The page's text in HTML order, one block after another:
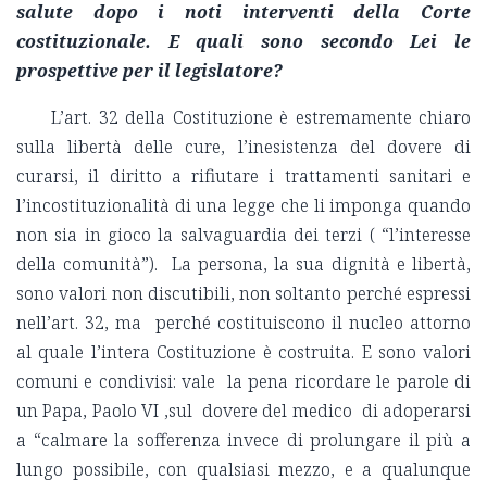
salute dopo i noti interventi della Corte
costituzionale. E quali sono secondo Lei le
prospettive per il legislatore?
L’art. 32 della Costituzione è estremamente chiaro
sulla libertà delle cure, l’inesistenza del dovere di
curarsi, il diritto a rifiutare i trattamenti sanitari e
l’incostituzionalità di una legge che li imponga quando
non sia in gioco la salvaguardia dei terzi ( “l’interesse
della comunità”). La persona, la sua dignità e libertà,
sono valori non discutibili, non soltanto perché espressi
nell’art. 32, ma perché costituiscono il nucleo attorno
al quale l’intera Costituzione è costruita. E sono valori
comuni e condivisi: vale la pena ricordare le parole di
un Papa, Paolo VI ,sul dovere del medico di adoperarsi
a “calmare la sofferenza invece di prolungare il più a
lungo possibile, con qualsiasi mezzo, e a qualunque